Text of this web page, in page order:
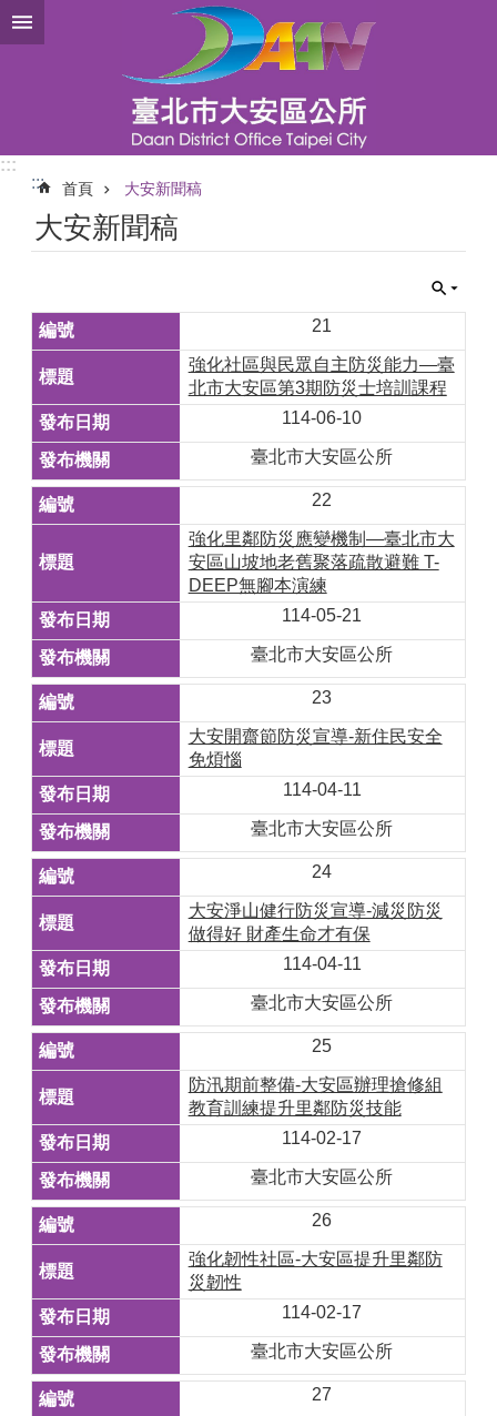
跳到主要內容區塊
:::
:::
首頁 大安新聞稿
大安新聞稿
21
強化社區與民眾自主防災能力—臺
北市大安區第3期防災士培訓課程
114-06-10
臺北市大安區公所
22
強化里鄰防災應變機制—臺北市大
安區山坡地老舊聚落疏散避難 T-
DEEP無腳本演練
114-05-21
臺北市大安區公所
23
大安開齋節防災宣導-新住民安全
免煩惱
114-04-11
臺北市大安區公所
24
大安淨山健行防災宣導-減災防災
做得好 財產生命才有保
114-04-11
臺北市大安區公所
25
防汛期前整備-大安區辦理搶修組
教育訓練提升里鄰防災技能
114-02-17
臺北市大安區公所
26
強化韌性社區-大安區提升里鄰防
災韌性
114-02-17
臺北市大安區公所
27